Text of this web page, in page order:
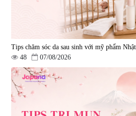
Tips chăm sóc da sau sinh với mỹ phẩm Nhật
48
07/08/2026